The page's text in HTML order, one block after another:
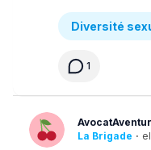
Diversité
1
La Brigade ·